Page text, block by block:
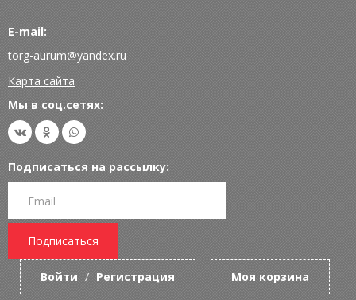
E-mail:
torg-aurum@yandex.ru
Карта сайта
Мы в соц.сетях:
Подписаться на рассылку:
Подписаться
Войти / Регистрация Моя корзина